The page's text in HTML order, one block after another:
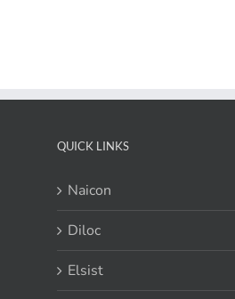
QUICK LINKS
Naicon
Diloc
Elsist